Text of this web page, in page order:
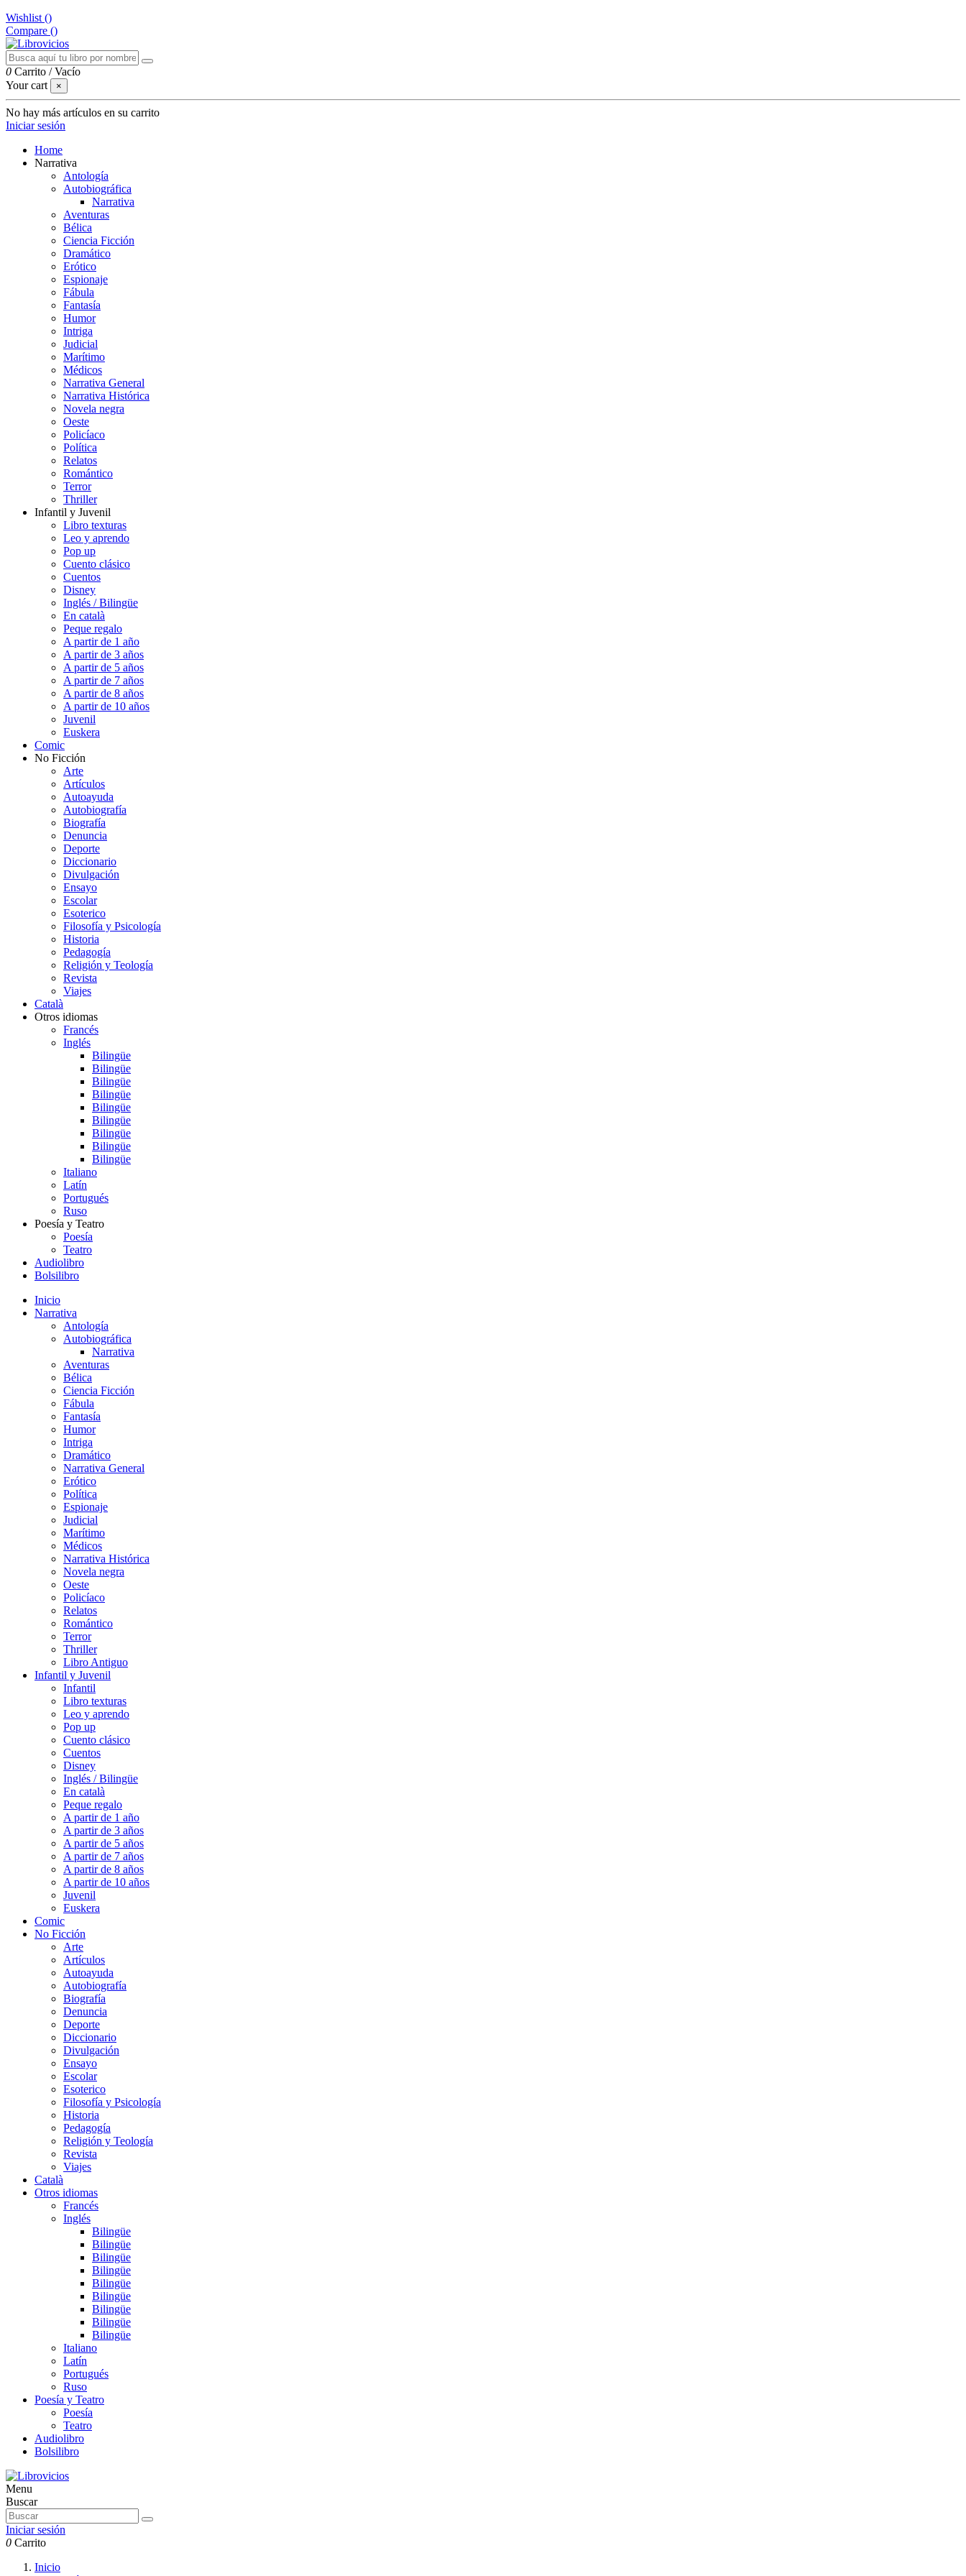
Wishlist ()
Compare ()
0 Carrito /Vacío
Your cart
×
No hay más artículos en su carrito
Iniciar sesión
Home
Narrativa
Antología
Autobiográfica
Narrativa
Aventuras
Bélica
Ciencia Ficción
Dramático
Erótico
Espionaje
Fábula
Fantasía
Humor
Intriga
Judicial
Marítimo
Médicos
Narrativa General
Narrativa Histórica
Novela negra
Oeste
Policíaco
Política
Relatos
Romántico
Terror
Thriller
Infantil y Juvenil
Libro texturas
Leo y aprendo
Pop up
Cuento clásico
Cuentos
Disney
Inglés / Bilingüe
En català
Peque regalo
A partir de 1 año
A partir de 3 años
A partir de 5 años
A partir de 7 años
A partir de 8 años
A partir de 10 años
Juvenil
Euskera
Comic
No Ficción
Arte
Artículos
Autoayuda
Autobiografía
Biografía
Denuncia
Deporte
Diccionario
Divulgación
Ensayo
Escolar
Esoterico
Filosofía y Psicología
Historia
Pedagogía
Religión y Teología
Revista
Viajes
Català
Otros idiomas
Francés
Inglés
Bilingüe
Bilingüe
Bilingüe
Bilingüe
Bilingüe
Bilingüe
Bilingüe
Bilingüe
Bilingüe
Italiano
Latín
Portugués
Ruso
Poesía y Teatro
Poesía
Teatro
Audiolibro
Bolsilibro
Inicio
Narrativa
Antología
Autobiográfica
Narrativa
Aventuras
Bélica
Ciencia Ficción
Fábula
Fantasía
Humor
Intriga
Dramático
Narrativa General
Erótico
Política
Espionaje
Judicial
Marítimo
Médicos
Narrativa Histórica
Novela negra
Oeste
Policíaco
Relatos
Romántico
Terror
Thriller
Libro Antiguo
Infantil y Juvenil
Infantil
Libro texturas
Leo y aprendo
Pop up
Cuento clásico
Cuentos
Disney
Inglés / Bilingüe
En català
Peque regalo
A partir de 1 año
A partir de 3 años
A partir de 5 años
A partir de 7 años
A partir de 8 años
A partir de 10 años
Juvenil
Euskera
Comic
No Ficción
Arte
Artículos
Autoayuda
Autobiografía
Biografía
Denuncia
Deporte
Diccionario
Divulgación
Ensayo
Escolar
Esoterico
Filosofía y Psicología
Historia
Pedagogía
Religión y Teología
Revista
Viajes
Català
Otros idiomas
Francés
Inglés
Bilingüe
Bilingüe
Bilingüe
Bilingüe
Bilingüe
Bilingüe
Bilingüe
Bilingüe
Bilingüe
Italiano
Latín
Portugués
Ruso
Poesía y Teatro
Poesía
Teatro
Audiolibro
Bolsilibro
Menu
Buscar
Iniciar sesión
0 Carrito
Inicio